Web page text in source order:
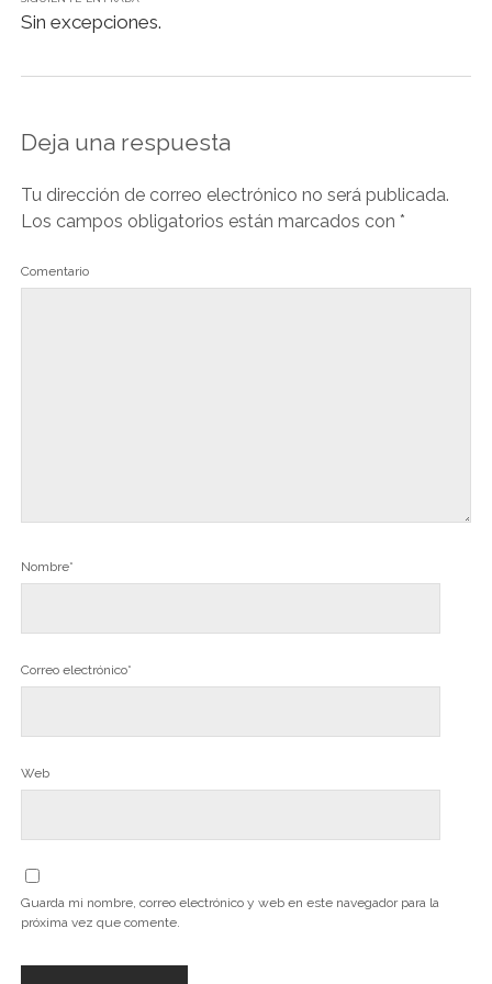
Sin excepciones.
Deja una respuesta
Tu dirección de correo electrónico no será publicada.
Los campos obligatorios están marcados con *
Comentario
Nombre*
Correo electrónico*
Web
Guarda mi nombre, correo electrónico y web en este navegador para la
próxima vez que comente.